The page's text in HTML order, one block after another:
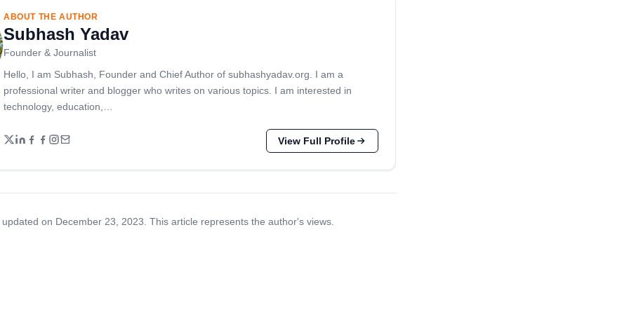
ABOUT THE AUTHOR
Subhash Yadav
Founder & Journalist
Hello, I am Subhash, Founder and Chief Author of subhashyadav.org. I am a
professional writer and blogger who writes on various topics. I am interested in
technology, education,…
View Full Profile
on December 23, 2023. This article represents the author's views.